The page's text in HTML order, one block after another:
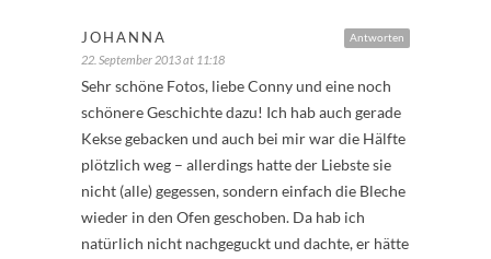
Antworten
JOHANNA
22. September 2013 at 11:18
Sehr schöne Fotos, liebe Conny und eine noch
schönere Geschichte dazu! Ich hab auch gerade
Kekse gebacken und auch bei mir war die Hälfte
plötzlich weg – allerdings hatte der Liebste sie
nicht (alle) gegessen, sondern einfach die Bleche
wieder in den Ofen geschoben. Da hab ich
natürlich nicht nachgeguckt und dachte, er hätte